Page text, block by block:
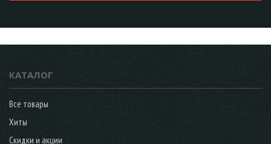
КАТАЛОГ
Все товары
Хиты
Скидки и акции